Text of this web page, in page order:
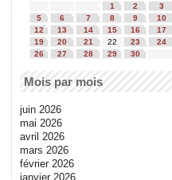
1
2 3
5
6 7 8 9 10
12
13 14 15 16 17
19
20 21 22 23 24
26
27 28 29 30
Mois par mois
juin 2026
mai 2026
avril 2026
mars 2026
février 2026
janvier 2026